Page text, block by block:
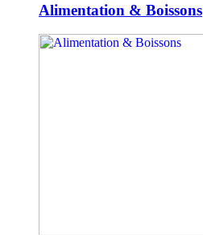
Alimentation & Boissons